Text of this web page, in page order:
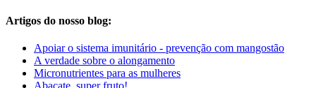
Artigos do nosso blog:
Apoiar o sistema imunitário - prevenção com mangostão
A verdade sobre o alongamento
Micronutrientes para as mulheres
Abacate, super fruto!